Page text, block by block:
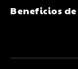
Beneficios